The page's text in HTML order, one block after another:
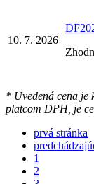
10. 7. 2026
* Uvedená cena je
platcom DPH, je
prvá stránka
1
2